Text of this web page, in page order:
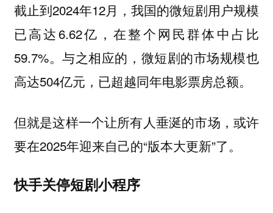
截止到2024年12月，我国的微短剧用户规模
已高达6.62亿，在整个网民群体中占比
59.7%。与之相应的，微短剧的市场规模也
高达504亿元，已超越同年电影票房总额。
但就是这样一个让所有人垂涎的市场，或许
要在2025年迎来自己的“版本大更新”了。
快手关停短剧小程序